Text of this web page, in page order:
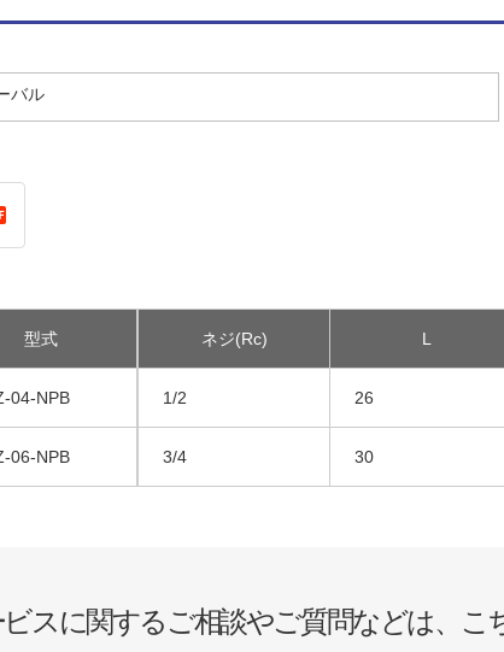
バル
型式 ネジ(Rc) L
1/2 26
3/4 30
スに関するご相談やご質問などは、こ